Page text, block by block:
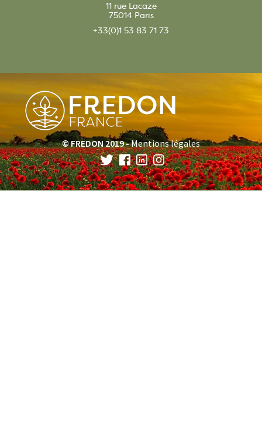
11 rue Lacaze
75014 Paris
+33(0)1 53 83 71 73
© FREDON 2019 -Mentions légales